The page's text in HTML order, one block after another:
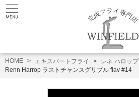
HOME エキスパートフライ
レネ ハロップ
Renn Harrop ラストチャンスグリプル flav #14